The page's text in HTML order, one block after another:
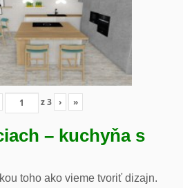
z3 › »
– kuchyňa s
toho ako vieme tvoriť dizajn.